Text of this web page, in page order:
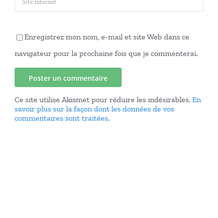
Enregistrez mon nom, e-mail et site Web dans ce
navigateur pour la prochaine fois que je commenterai.
Ce site utilise Akismet pour réduire les indésirables. En
savoir plus sur la façon dont les données de vos
commentaires sont traitées.